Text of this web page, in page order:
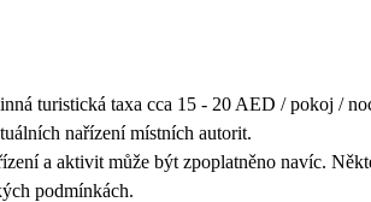
turistická taxa cca 15 - 20 AED / pokoj /
nařízení místních autorit.
a aktivit může být zpoplatněno navíc.
podmínkách.